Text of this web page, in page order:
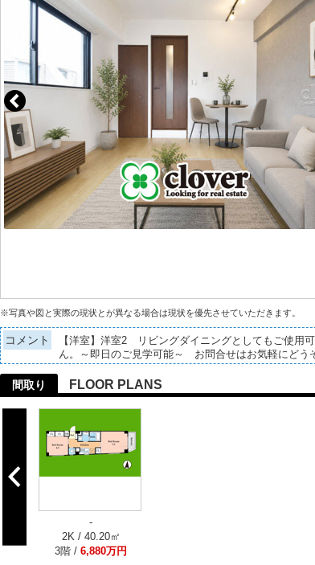
※写真や図と実際の現状とが異なる場合は現状を優先させていただきます。
コメント
【洋室】洋室2 リビングダイニングとしてもご使用
ん。～即日のご見学可能～ お問合せはお気軽にどう
間取り FLOOR PLANS
-
2K / 40.20㎡
3階 / 6,880万円